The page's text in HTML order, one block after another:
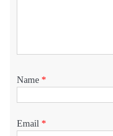
Name *
Email *